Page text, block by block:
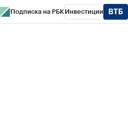
Подписка на РБК Инвестиции